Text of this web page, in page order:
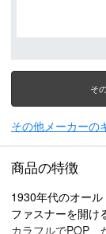
そ
その他メーカーの
商品の特徴
1930年代のオール
ファスナーを開け
カラフルでPOP、